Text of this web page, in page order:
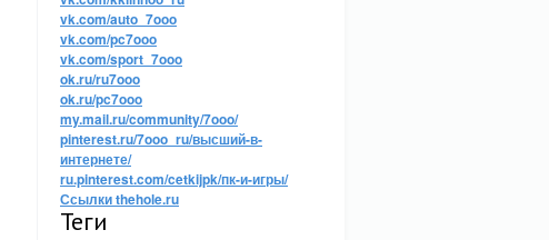
vk.com/auto_7ooo
vk.com/pc7ooo
vk.com/sport_7ooo
ok.ru/ru7ooo
ok.ru/pc7ooo
my.mail.ru/community/7ooo/
pinterest.ru/7ooo_ru/высший-в-
интернете/
ru.pinterest.com/cetkijpk/пк-и-игры/
Ссылки thehole.ru
Теги